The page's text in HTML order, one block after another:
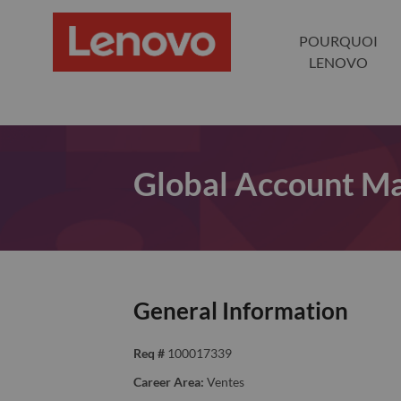
POURQUOI
LENOVO
Global Account
General Information
Req # 100017339
Career Area: Ventes